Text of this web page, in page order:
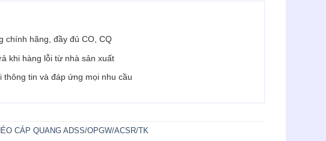
chính hãng, đầy đủ CO, CQ
khi hàng lỗi từ nhà sản xuất
thông tin và đáp ứng mọi nhu cầu
CÁP QUANG ADSS/OPGW/ACSR/TK